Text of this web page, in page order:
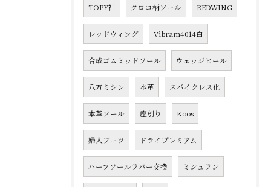
TOPY社 クロコ柄ソール REDWING
レッドウィング Vibram4014白
合成ゴムミッドソール ウェッジヒール
八方ミシン 本革 スパイクレス化
本革ソール 座刳り Koos
婦人ブーツ ドライプレミアム
ハーフソールラバー交換 ミシュラン